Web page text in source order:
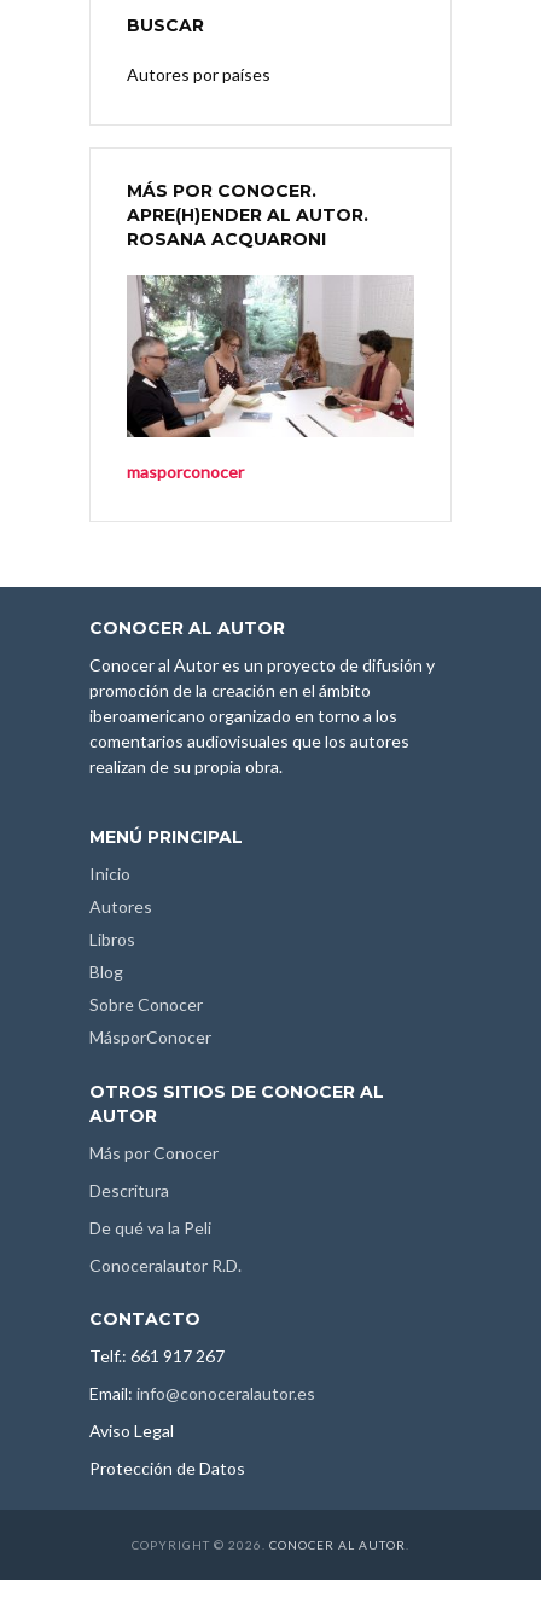
BUSCAR
Autores por países
MÁS POR CONOCER.
APRE(H)ENDER AL AUTOR.
ROSANA ACQUARONI
masporconocer
CONOCER AL AUTOR
Conocer al Autor es un proyecto de difusión y
promoción de la creación en el ámbito
iberoamericano organizado en torno a los
comentarios audiovisuales que los autores
realizan de su propia obra.
MENÚ PRINCIPAL
Inicio
Autores
Libros
Blog
Sobre Conocer
MásporConocer
OTROS SITIOS DE CONOCER AL
AUTOR
Más por Conocer
Descritura
De qué va la Peli
Conoceralautor R.D.
CONTACTO
Telf.: 661 917 267
Email: info@conoceralautor.es
Aviso Legal
Protección de Datos
COPYRIGHT © 2026. CONOCER AL AUTOR